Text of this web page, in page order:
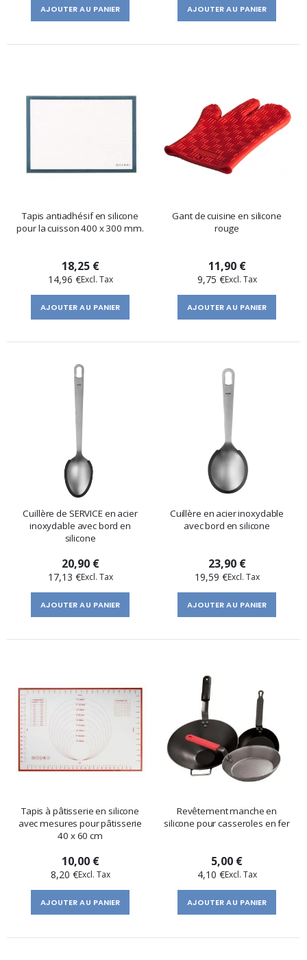
AJOUTER AU PANIER AJOUTER AU PANIER
Tapis antiadhésif en silicone
pour la cuisson 400 x 300 mm.
18,25 €
14,96 €
AJOUTER AU PANIER
Gant de cuisine en silicone
rouge
11,90 €
9,75 €
AJOUTER AU PANIER
Cuillère de SERVICE en acier
inoxydable avec bord en
silicone
20,90 €
17,13 €
AJOUTER AU PANIER
Cuillère en acier inoxydable
avec bord en silicone
23,90 €
19,59 €
AJOUTER AU PANIER
Tapis à pâtisserie en silicone
avec mesures pour pâtisserie
40 x 60 cm
10,00 €
8,20 €
AJOUTER AU PANIER
Revêtement manche en
silicone pour casseroles en fer
5,00 €
4,10 €
AJOUTER AU PANIER